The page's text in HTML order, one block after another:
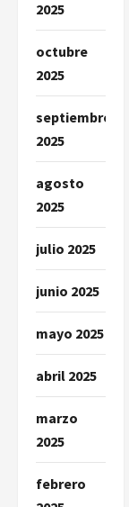
2025
octubre
2025
septiembre
2025
agosto
2025
julio 2025
junio 2025
mayo 2025
abril 2025
marzo
2025
febrero